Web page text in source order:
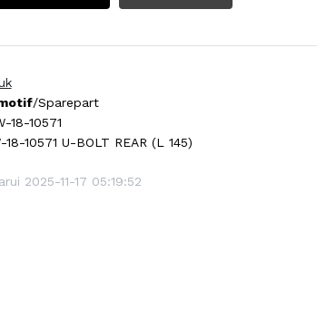
/Sparepart
18-10571
18-10571 U-BOLT REAR (L 145)
2025-11-17 05:19:52